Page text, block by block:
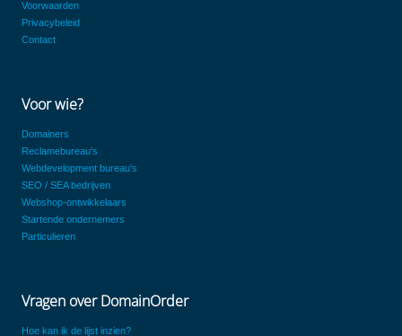
Voorwaarden
Privacybeleid
Contact
Voor wie?
Domainers
Reclamebureau's
Webdevelopment bureau's
SEO / SEA bedrijven
Webshop-ontwikkelaars
Startende ondernemers
Particulieren
Vragen over DomainOrder
Hoe kan ik de lijst inzien?